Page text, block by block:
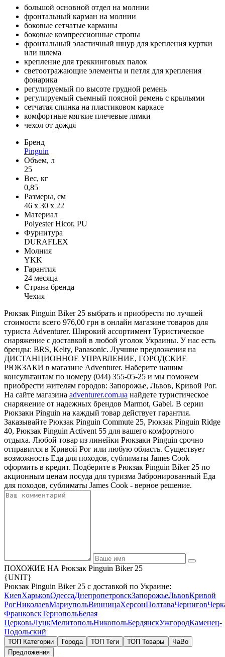
большой основной отдел на молнии
фронтальный карман на молнии
боковые сетчатые карманы
боковые компрессионные стропы
фронтальный эластичный шнур для крепления куртки
или шлема
крепление для треккинговых палок
светоотражающие элементы и петля для крепления
фонарика
регулируемый по высоте грудной ремень
регулируемый съемный поясной ремень с крыльями
сетчатая спинка на пластиковом каркасе
комфортные мягкие плечевые лямки
чехол от дождя
Бренд
Pinguin
Объем, л
25
Вес, кг
0,85
Размеры, см
46 x 30 x 22
Материал
Polyester Hicor, PU
Фурнитура
DURAFLEX
Молния
YKK
Гарантия
24 месяца
Страна бренда
Чехия
Рюкзак Pinguin Biker 25 выбрать и приобрести по лучшей
стоимости всего 976,00 грн в онлайн магазине товаров для
туриста Adventurer. Широкий ассортимент Туристическое
снаряжение с доставкой в любой уголок Украины. У нас есть
бренды: BRS, Kelty, Panasonic. Лучшие предложения на
ДИСТАНЦИОННОЕ УПРАВЛЕНИЕ, ГОРОДСКИЕ
РЮКЗАКИ в магазине Adventurer. Наберите нашим
консультантам по номеру (044) 355-05-25 и мы поможем
приобрести жителям городов: Запорожье, Львов, Кривой Рог.
На сайте магазина adventurer.com.ua найдете туристическое
снаряжение от надежных брендов Marmot, Gabel. В серии
Рюкзаки Pinguin на каждый товар действует гарантия.
Заказывайте Рюкзак Pinguin Commute 25, Рюкзак Pinguin Ridge
40, Рюкзак Pinguin Activent 55 для вашего комфортного
отдыха. Любой товар из линейки Рюкзаки Pinguin срочно
отправится в Кривой Рог или любую область. Существует
возможность Еда для походов, сублиматы James Cook
оформить в кредит. Подберите в Рюкзак Pinguin Biker 25 по
акционным ценам посуда для туризма Забронированный Еда
для походов, сублиматы James Cook - верное решение.
ПОХОЖИЕ НА Рюкзак Pinguin Biker 25
{UNIT}
Рюкзак Pinguin Biker 25 с доставкой по Украине:
КиевХарьковОдессаДнепропетровскЗапорожьеЛьвовКривой
РогНиколаевМариупольВинницаХерсонПолтаваЧернигов
ФранковскТернопольБелая
ЦерковьЛуцкМелитопольНикопольБердянскУжгородКаменец-
Подольский
ТОП Категории Города ТОП Теги ТОП Товары
ЧаВо
Предложения